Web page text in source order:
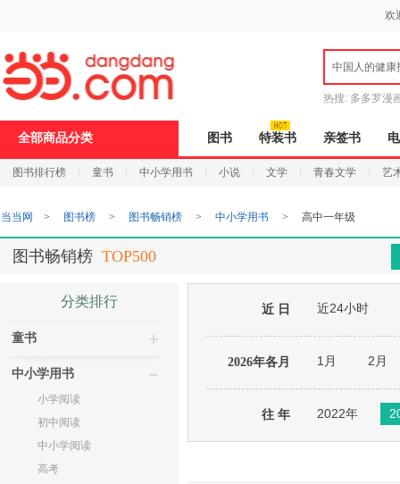
欢
中国人的健康
热搜: 多多罗漫
全部商品分类 图书 特装书 亲签书
图书排行榜 童书 中小学用书 小说 文学 青春文学 艺
当当网 > 图书榜 > 图书畅销榜 > 中小学用书 > 高中一年级
图书畅销榜 TOP500
分类排行
童书
中小学用书
小学阅读
初中阅读
中小学阅读
高考
近 日 近24小时
2026年各月 1月 2月
往 年 2022年
打
开
无
障
页
加